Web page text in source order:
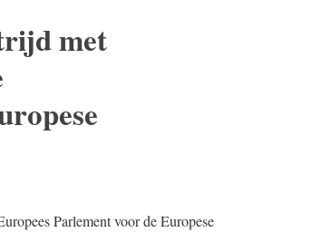
met
Parlement voor de Europese